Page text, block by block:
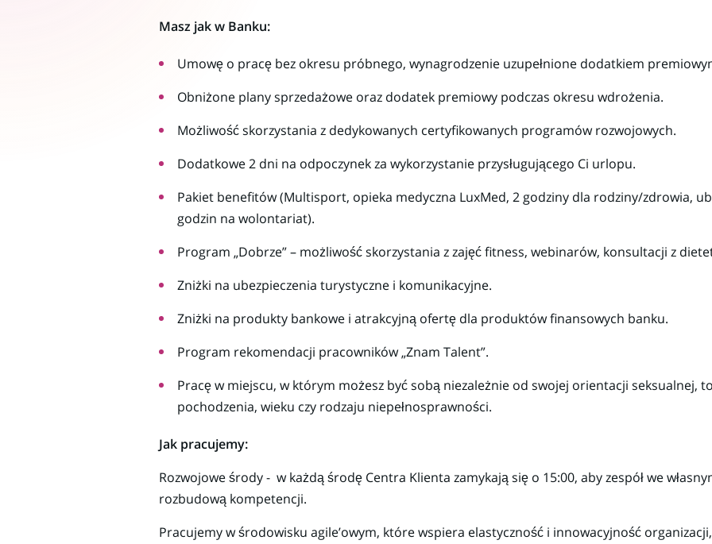
Masz jak w Banku:
Umowę o pracę bez okresu próbnego, wynagrodzenie uzupełnione dodatkiem
Obniżone plany sprzedażowe oraz dodatek premiowy podczas okresu wdrożenia.
Możliwość skorzystania z dedykowanych certyfikowanych programów rozwojowych.
Dodatkowe 2 dni na odpoczynek za wykorzystanie przysługującego Ci urlopu.
Pakiet benefitów (Multisport, opieka medyczna LuxMed, 2 godziny dla rodziny/zdrowia,
godzin na wolontariat).
Program „Dobrze” – możliwość skorzystania z zajęć fitness, webinarów, konsultacji z
Zniżki na ubezpieczenia turystyczne i komunikacyjne.
Zniżki na produkty bankowe i atrakcyjną ofertę dla produktów finansowych banku.
Program rekomendacji pracowników „Znam Talent”.
Pracę w miejscu, w którym możesz być sobą niezależnie od swojej orientacji seksualnej,
pochodzenia, wieku czy rodzaju niepełnosprawności.
Jak pracujemy:
Rozwojowe środy - w każdą środę Centra Klienta zamykają się o 15:00, aby zespół we
rozbudową kompetencji.
Pracujemy w środowisku agile’owym, które wspiera elastyczność i innowacyjność